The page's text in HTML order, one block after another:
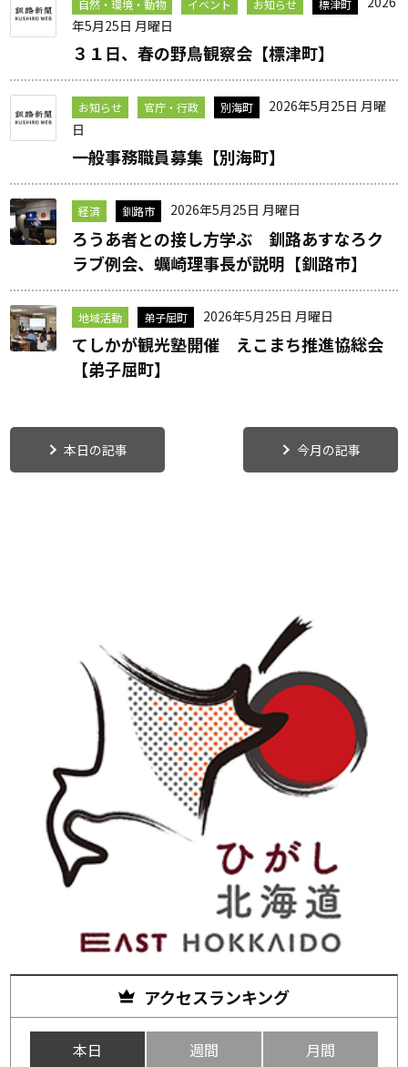
自然・環境・動物 イベント お知らせ 標津町
年5月25日 月曜日
３１日、春の野鳥観察会【標津町】
お知らせ 官庁・行政 別海町
2026年5月25日 月曜
日
一般事務職員募集【別海町】
経済 釧路市 2026年5月25日 月曜日
ろうあ者との接し方学ぶ 釧路あすなろク
ラブ例会、蠣崎理事長が説明【釧路市】
地域活動 弟子屈町 2026年5月25日 月曜日
てしかが観光塾開催 えこまち推進協総会
【弟子屈町】
本日の記事 今月の記事
アクセスランキング
本日 週間 月間